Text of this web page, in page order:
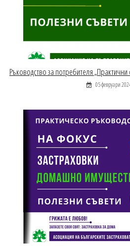
Ръководство за потребителя
05 февруари